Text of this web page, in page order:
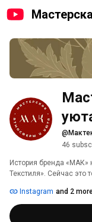
46
История бренда «МАК»
Текстиля». Сейчас это
жизни легкой
Instagram and 2